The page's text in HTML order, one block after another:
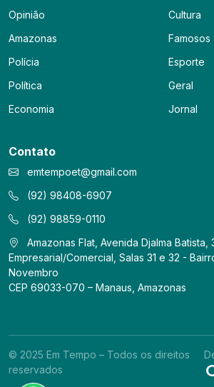
Opinião
Amazonas
Polícia
Política
Economia
Cultura
Famosos
Esporte
Geral
Jornal
Contato
emtempoet@gmail.com
(92) 98408-6907
(92) 98859-0110
Amazonas Flat, Avenida Djalma
Empresarial/Comercial, Salas 31 e 32 -
Novembro
CEP 69033-070 – Manaus, Amazonas
© 2025 Em Tempo – Todos os direitos
reservados